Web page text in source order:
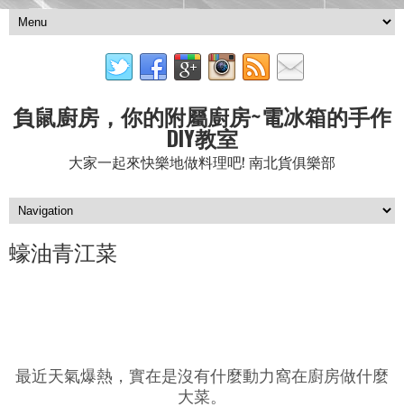
負鼠廚房，你的附屬廚房~電冰箱的手作
DIY教室
大家一起來快樂地做料理吧! 南北貨俱樂部
蠔油青江菜
最近天氣爆熱，實在是沒有什麼動力窩在廚房做什麼
大菜。